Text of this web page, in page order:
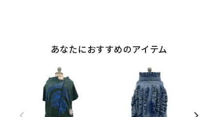
あなたにおすすめのアイテム